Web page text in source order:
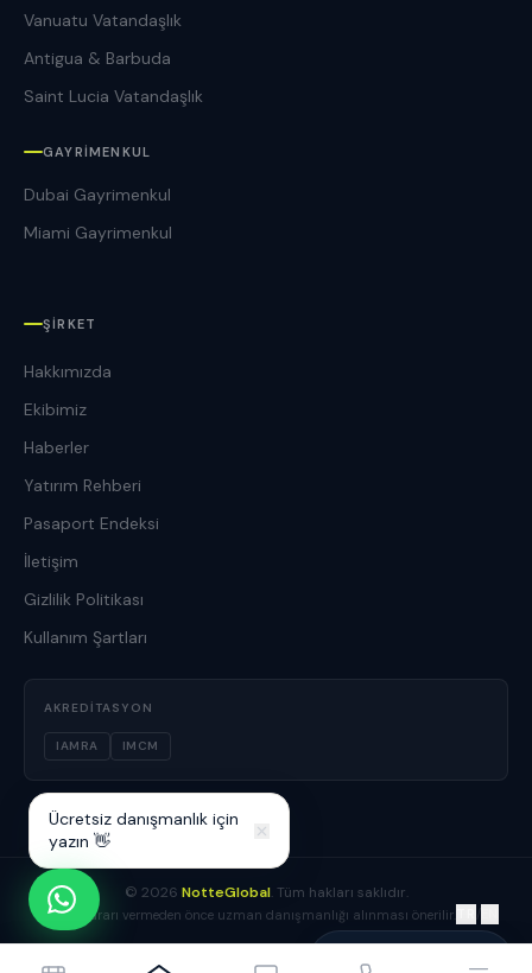
Vanuatu Vatandaşlık
Antigua & Barbuda
Saint Lucia Vatandaşlık
GAYRIMENKUL
Dubai Gayrimenkul
Miami Gayrimenkul
ŞIRKET
Hakkımızda
Ekibimiz
Haberler
Yatırım Rehberi
Pasaport Endeksi
İletişim
Gizlilik Politikası
Kullanım Şartları
AKREDITASYON
IAMRA IMCM
© 2026 NotteGlobal. Tüm hakları saklıdır.
Yatırım kararı vermeden önce uzman danışmanlığı alınması önerilir. /EN
Danışmanınız çevrimiçi
Ücretsiz danışmanlık için
yazın 👋